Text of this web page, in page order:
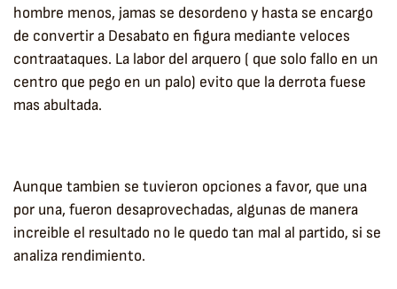
hombre menos, jamas se desordeno y hasta se encargo
de convertir a Desabato en figura mediante veloces
contraataques. La labor del arquero ( que solo fallo en un
centro que pego en un palo) evito que la derrota fuese
mas abultada.
Aunque tambien se tuvieron opciones a favor, que una
por una, fueron desaprovechadas, algunas de manera
increible el resultado no le quedo tan mal al partido, si se
analiza rendimiento.